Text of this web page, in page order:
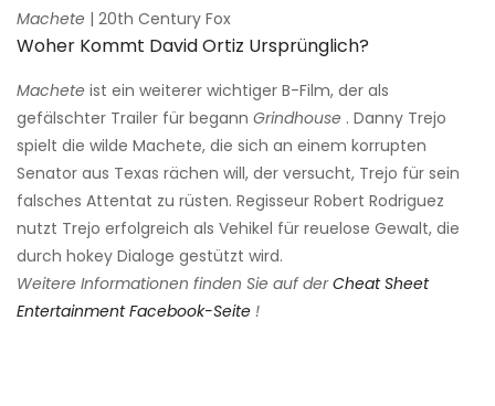
Machete | 20th Century Fox
Woher Kommt David Ortiz Ursprünglich?
Machete ist ein weiterer wichtiger B-Film, der als
gefälschter Trailer für begann Grindhouse . Danny Trejo
spielt die wilde Machete, die sich an einem korrupten
Senator aus Texas rächen will, der versucht, Trejo für sein
falsches Attentat zu rüsten. Regisseur Robert Rodriguez
nutzt Trejo erfolgreich als Vehikel für reuelose Gewalt, die
durch hokey Dialoge gestützt wird.
Weitere Informationen finden Sie auf derCheat Sheet
Entertainment Facebook-Seite !